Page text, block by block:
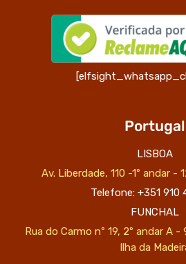
Portugal
LISBOA
Av. Liberdade, 110 -1º andar -
Telefone: +351 910
FUNCHAL
Rua do Carmo nº 19, 2º andar A
Ilha da